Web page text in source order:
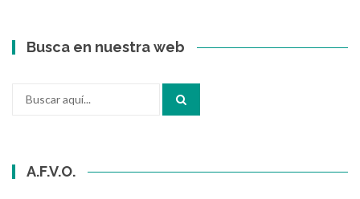
Busca en nuestra web
A.F.V.O.